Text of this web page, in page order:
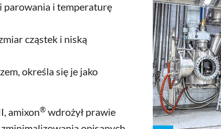
parowania i temperaturę
cząstek i niską
określa się je jako
amixon® wdrożył prawie